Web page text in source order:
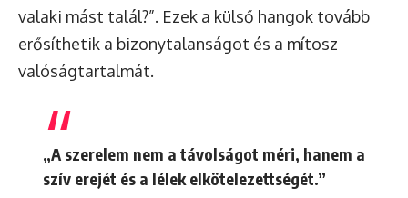
valaki mást talál?”. Ezek a külső hangok tovább
erősíthetik a bizonytalanságot és a mítosz
valóságtartalmát.
„A szerelem nem a távolságot méri, hanem a
szív erejét és a lélek elkötelezettségét.”